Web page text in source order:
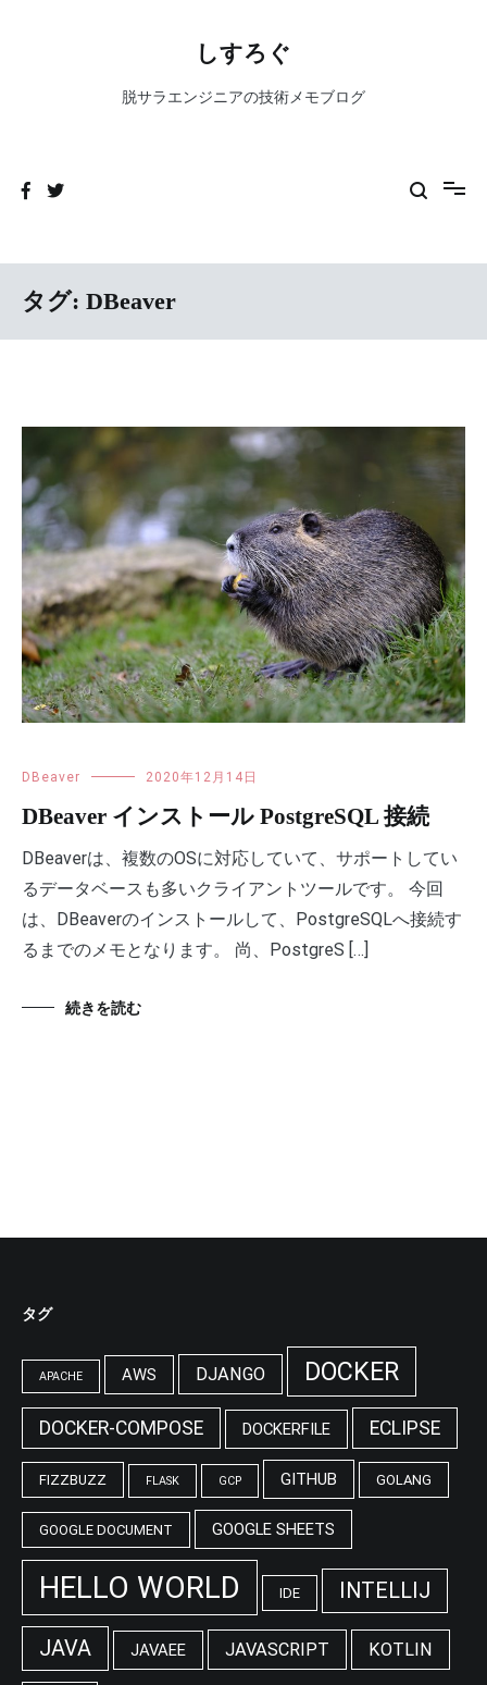
しすろぐ
脱サラエンジニアの技術メモブログ
タグ: DBeaver
DBeaver 2020年12月14日
DBeaver インストール PostgreSQL 接続
DBeaverは、複数のOSに対応していて、サポートしてい
るデータベースも多いクライアントツールです。 今回
は、DBeaverのインストールして、PostgreSQLへ接続す
るまでのメモとなります。 尚、PostgreS […]
続きを読む
タグ
APACHE AWS DJANGO DOCKER
DOCKER-COMPOSE DOCKERFILE ECLIPSE
FIZZBUZZ FLASK GCP GITHUB GOLANG
GOOGLE DOCUMENT GOOGLE SHEETS
HELLO WORLD IDE INTELLIJ
JAVA JAVAEE JAVASCRIPT KOTLIN